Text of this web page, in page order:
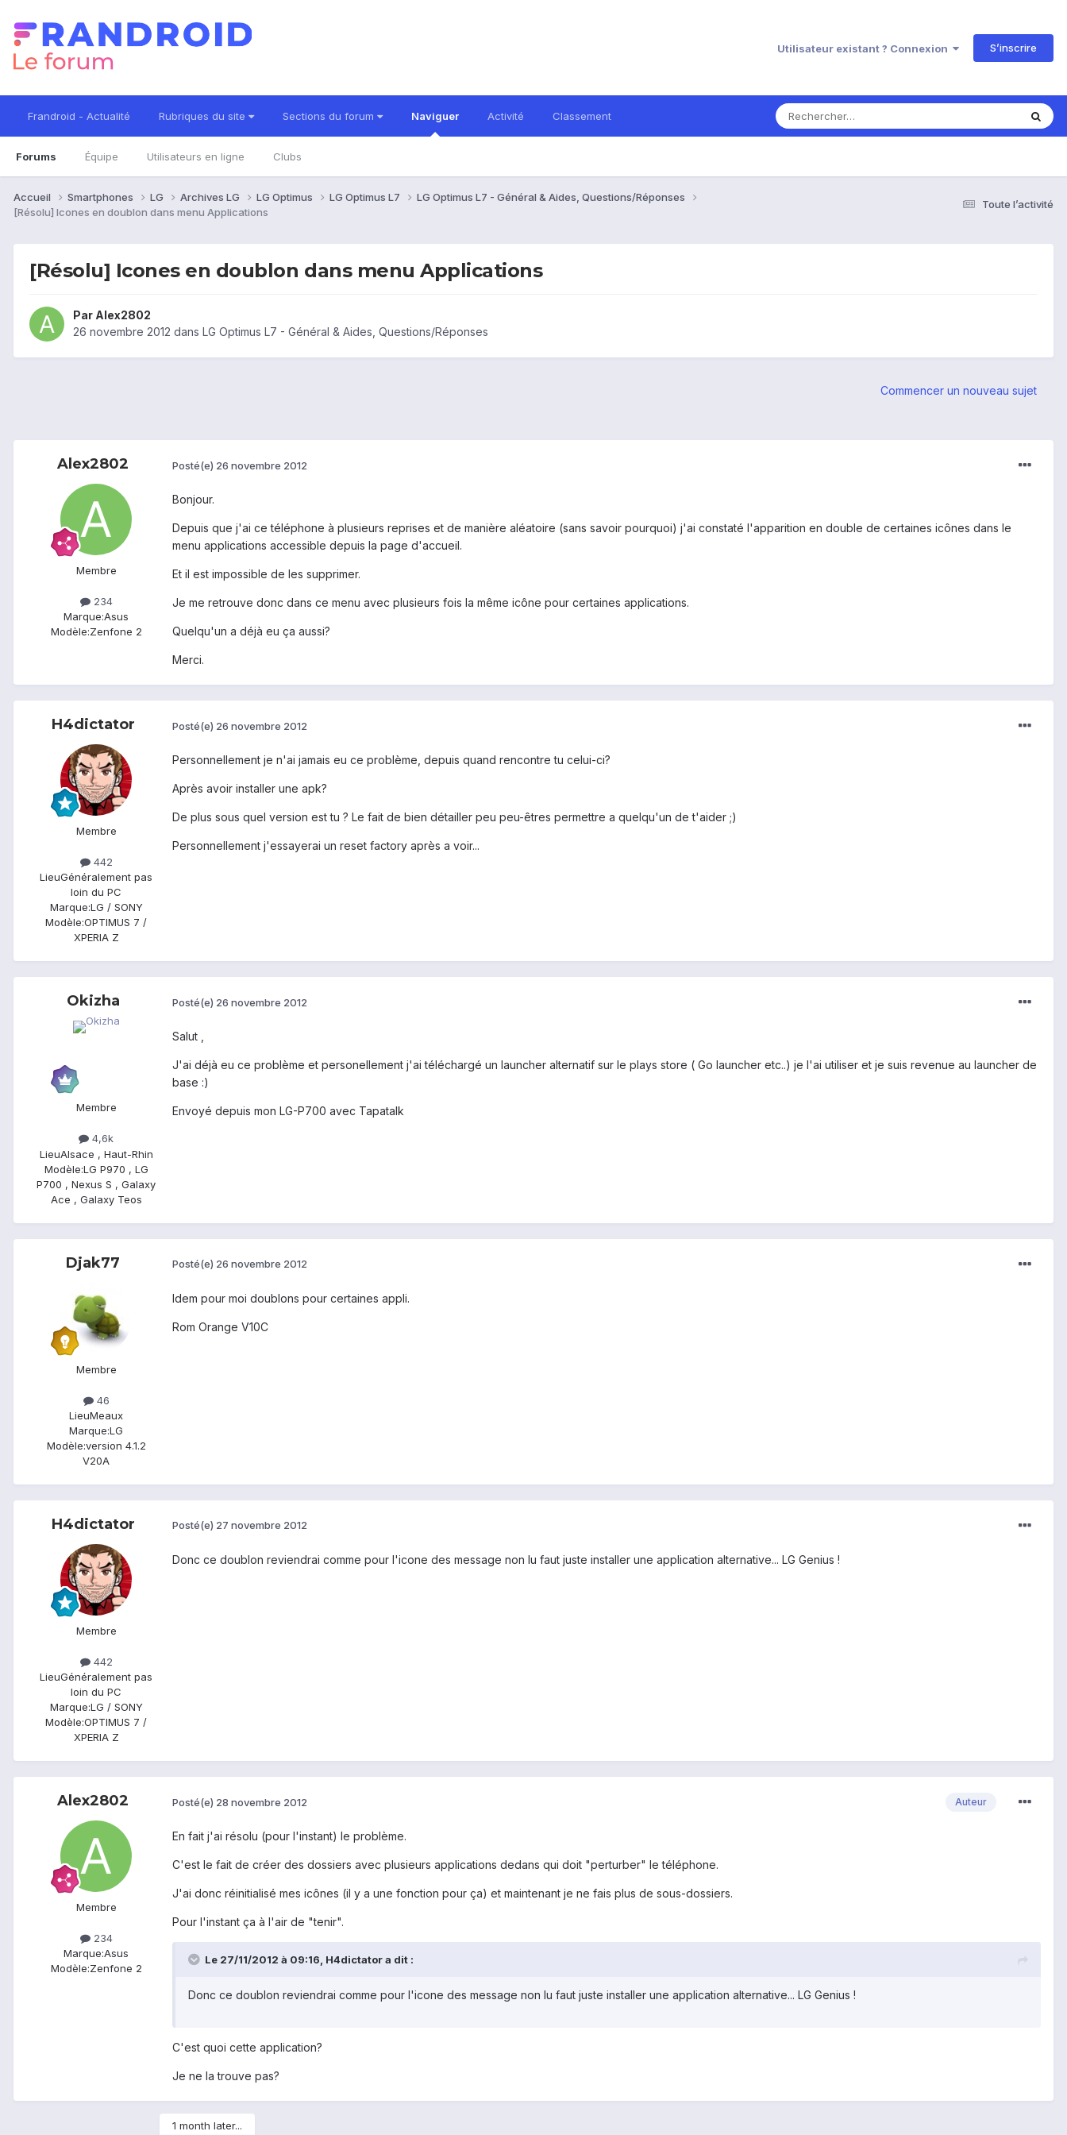
Utilisateur existant ? Connexion S’inscrire
Frandroid - Actualité Rubriques du site Sections du forum Naviguer
Forums Équipe Utilisateurs en ligne Clubs
Activité Classement
Toute l’activité
Accueil Smartphones LG Archives LG LG Optimus LG Optimus L7
LG Optimus L7 - Général & Aides, Questions/Réponses
[Résolu] Icones en doublon dans menu Applications
[Résolu] Icones en doublon dans menu Applications
Par Alex2802
26 novembre 2012 dans LG Optimus L7 - Général & Aides, Questions/Réponses
Commencer un nouveau sujet
Alex2802
Membre
234
Marque:Asus
Modèle:Zenfone 2
Posté(e) 26 novembre 2012
Bonjour.
Depuis que j'ai ce téléphone à plusieurs reprises et de manière aléatoire (sans savoir pourquoi) j'ai constaté l'apparition en double de certaines icônes dans le
menu applications accessible depuis la page d'accueil.
Et il est impossible de les supprimer.
Je me retrouve donc dans ce menu avec plusieurs fois la même icône pour certaines applications.
Quelqu'un a déjà eu ça aussi?
Merci.
H4dictator
Membre
442
LieuGénéralement pas
loin du PC
Marque:LG / SONY
Modèle:OPTIMUS 7 /
XPERIA Z
Posté(e) 26 novembre 2012
Personnellement je n'ai jamais eu ce problème, depuis quand rencontre tu celui-ci?
Après avoir installer une apk?
De plus sous quel version est tu ? Le fait de bien détailler peu peu-êtres permettre a quelqu'un de t'aider ;)
Personnellement j'essayerai un reset factory après a voir...
Okizha
Membre
4,6k
LieuAlsace , Haut-Rhin
Modèle:LG P970 , LG
P700 , Nexus S , Galaxy
Ace , Galaxy Teos
Posté(e) 26 novembre 2012
Salut ,
J'ai déjà eu ce problème et personellement j'ai téléchargé un launcher alternatif sur le plays store ( Go launcher etc..) je l'ai utiliser et je suis revenue au launcher de
base :)
Envoyé depuis mon LG-P700 avec Tapatalk
Djak77
Membre
46
LieuMeaux
Marque:LG
Modèle:version 4.1.2
V20A
Posté(e) 26 novembre 2012
Idem pour moi doublons pour certaines appli.
Rom Orange V10C
H4dictator
Membre
442
LieuGénéralement pas
loin du PC
Marque:LG / SONY
Modèle:OPTIMUS 7 /
XPERIA Z
Posté(e) 27 novembre 2012
Donc ce doublon reviendrai comme pour l'icone des message non lu faut juste installer une application alternative... LG Genius !
Alex2802
Membre
234
Marque:Asus
Modèle:Zenfone 2
Auteur
Posté(e) 28 novembre 2012
En fait j'ai résolu (pour l'instant) le problème.
C'est le fait de créer des dossiers avec plusieurs applications dedans qui doit "perturber" le téléphone.
J'ai donc réinitialisé mes icônes (il y a une fonction pour ça) et maintenant je ne fais plus de sous-dossiers.
Pour l'instant ça à l'air de "tenir".
Le 27/11/2012 à 09:16, H4dictator a dit :
Donc ce doublon reviendrai comme pour l'icone des message non lu faut juste installer une application alternative... LG Genius !
C'est quoi cette application?
Je ne la trouve pas?
1 month later...